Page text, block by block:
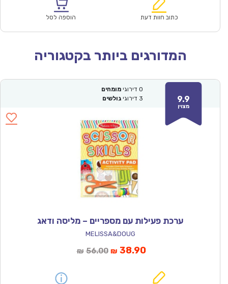
₪150.00.
הוא:
כתוב חוות דעת הוספה לסל
המדורגים ביותר בקטגוריה
9.9
מצוין
0 דירוגי מומחים
3 דירוגי גולשים
ערכת פעילות עם מספריים – מליסה ודאג
MELISSA&DOUG
₪ 56.00המחיר
₪ 38.90המחיר
הוא: